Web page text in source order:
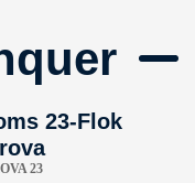
23-Flok
23